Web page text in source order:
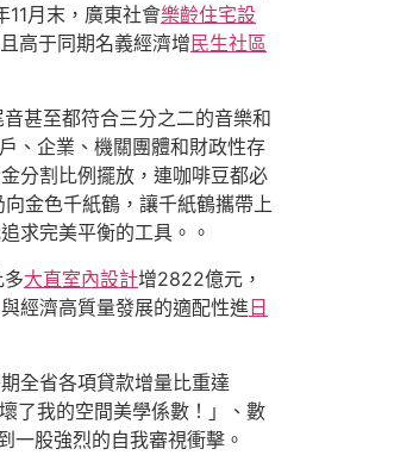
月末，廣東社會樂齡住宅設
高于同期名義經濟增 民生社區
甚至都符合三分之二的音樂和
、企業、機關團體和財政性存
分割比例擺放，連咖啡豆都必
金色千紙鶴，讓千紙鶴攜帶上
求完美平衡的工具。。
大直室內設計增2822億元，
經濟高質量發展的適配性進 日
全省各項貸款增量比重達
了我的空間美學係數！」、數
一股強烈的自我審視衝擊。